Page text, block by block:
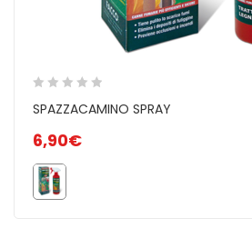
SPAZZACAMINO SPRAY
6,90€